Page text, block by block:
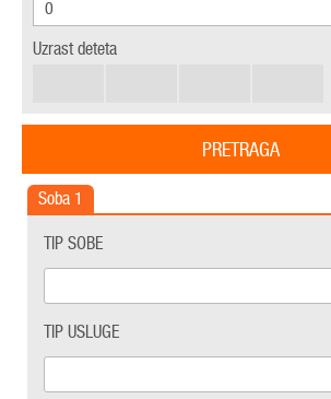
Uzrast deteta
PRETRAGA
Soba 1
TIP SOBE
TIP USLUGE